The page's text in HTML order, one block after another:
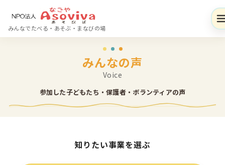
みんなでたべる・あそぶ・まなびの場
みんなの声
参加した子どもたち・保護者・ボランティアの声
知りたい事業を選ぶ